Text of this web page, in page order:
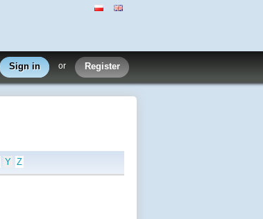
Sign in or Register
Y Z